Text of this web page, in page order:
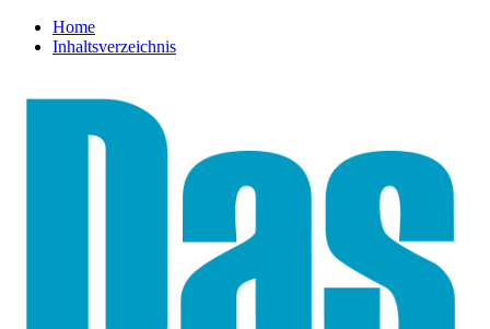
Home
Inhaltsverzeichnis